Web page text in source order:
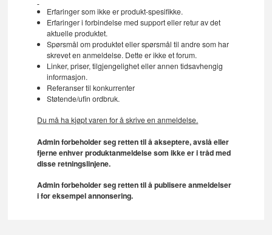
Erfaringer som ikke er produkt-spesifikke.
Erfaringer i forbindelse med support eller retur av det
aktuelle produktet.
Spørsmål om produktet eller spørsmål til andre som har
skrevet en anmeldelse. Dette er ikke et forum.
Linker, priser, tilgjengelighet eller annen tidsavhengig
informasjon.
Referanser til konkurrenter
Støtende/ufin ordbruk.
Du må ha kjøpt varen for å skrive en anmeldelse.
Admin forbeholder seg retten til å akseptere, avslå eller
fjerne enhver produktanmeldelse som ikke er i tråd med
disse retningslinjene.
Admin forbeholder seg retten til å publisere anmeldelser
i for eksempel annonsering.